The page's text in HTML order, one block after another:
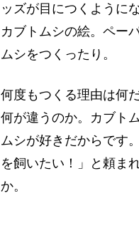
ッズが目につくように
カブトムシの絵。ペー
ムシをつくったり。
何度もつくる理由は何
何が違うのか。カブト
ムシが好きだからです
を飼いたい！」と頼ま
か。